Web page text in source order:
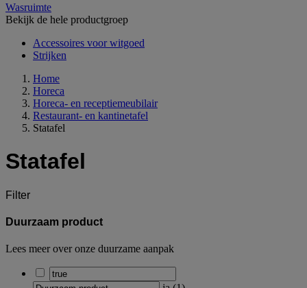
Wasruimte
Bekijk de hele productgroep
Accessoires voor witgoed
Strijken
Home
Horeca
Horeca- en receptiemeubilair
Restaurant- en kantinetafel
Statafel
Statafel
Filter
Duurzaam product
Lees meer over onze duurzame aanpak